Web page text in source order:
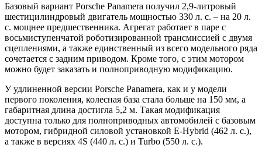
Базовый вариант Porsche Panamera получил 2,9-литровый
шестицилиндровый двигатель мощностью 330 л. с. – на 20 л.
с. мощнее предшественника. Агрегат работает в паре с
восьмиступенчатой роботизированной трансмиссией с двумя
сцеплениями, а также единственный из всего модельного ряда
сочетается с задним приводом. Кроме того, с этим мотором
можно будет заказать и полноприводную модификацию.
У удлиненной версии Porsche Panamera, как и у модели
первого поколения, колесная база стала больше на 150 мм, а
габаритная длина достигла 5,2 м. Такая модификация
доступна только для полноприводных автомобилей с базовым
мотором, гибридной силовой установкой E-Hybrid (462 л. с.),
а также в версиях 4S (440 л. с.) и Turbo (550 л. с.).